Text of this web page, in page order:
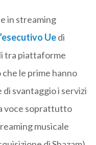
in streaming
Uedi
tra piattaforme
le prime hanno
svantaggio i servizi
voce soprattutto
musicale